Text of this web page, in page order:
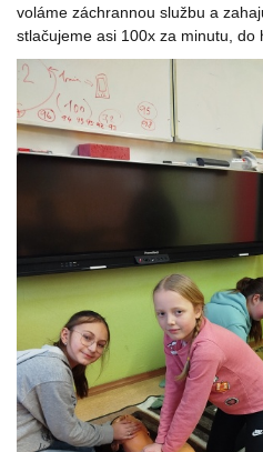
voláme záchrannou službu a
stlačujeme asi 100x za minutu, do